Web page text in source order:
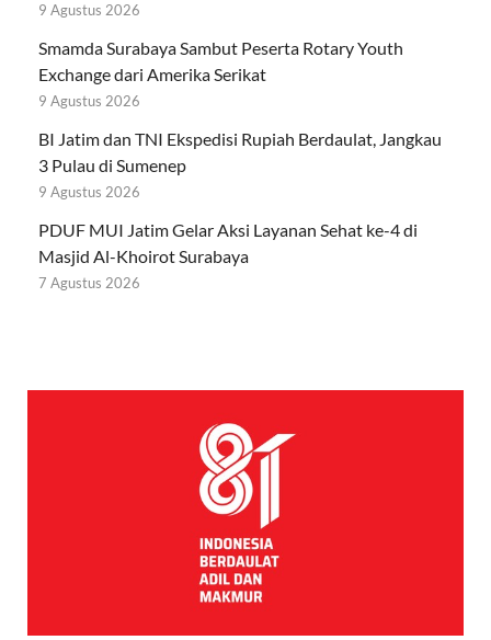
9 Agustus 2026
Smamda Surabaya Sambut Peserta Rotary Youth
Exchange dari Amerika Serikat
9 Agustus 2026
BI Jatim dan TNI Ekspedisi Rupiah Berdaulat, Jangkau
3 Pulau di Sumenep
9 Agustus 2026
PDUF MUI Jatim Gelar Aksi Layanan Sehat ke-4 di
Masjid Al-Khoirot Surabaya
7 Agustus 2026